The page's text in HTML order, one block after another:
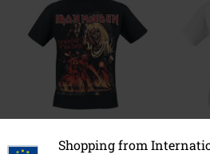
Shopping from
Vanaf€ 19,99